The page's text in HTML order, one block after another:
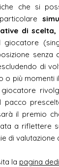
che si
di
giocatore
senza
di
o più
pacco
il premio
a riflettere
di valutazione
la pagina